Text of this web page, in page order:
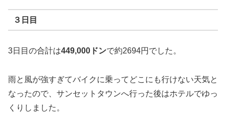
３日目
3日目の合計は449,000ドンで約2694円でした。
雨と風が強すぎてバイクに乗ってどこにも行けない天気と
なったので、サンセットタウンへ行った後はホテルでゆっ
くりしました。